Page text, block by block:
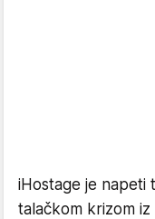
iHostage je napeti
talačkom krizom